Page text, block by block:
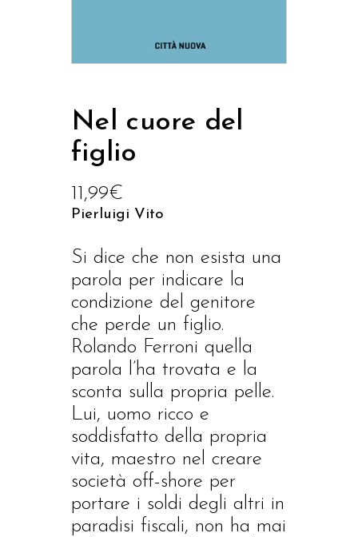
Nel cuore del
figlio
11,99€
Pierluigi Vito
Si dice che non esista una
parola per indicare la
condizione del genitore
che perde un figlio.
Rolando Ferroni quella
parola l’ha trovata e la
sconta sulla propria pelle.
Lui, uomo ricco e
soddisfatto della propria
vita, maestro nel creare
società off-shore per
portare i soldi degli altri in
paradisi fiscali, non ha mai